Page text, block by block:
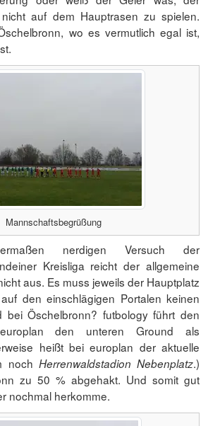
auf dem Hauptrasen zu spielen.
wo es vermutlich egal ist,
Mannschaftsbegrüßung
nerdigen Versuch der
Kreisliga reicht der allgemeine
aus. Es muss jeweils der Hauptplatz
den einschlägigen Portalen keinen
bei Öschelbronn? futbology führt den
den unteren Ground als
heißt bei europlan der aktuelle
noch Herrenwaldstadion Nebenplatz.)
zu 50 % abgehakt. Und somit gut
nochmal herkomme.